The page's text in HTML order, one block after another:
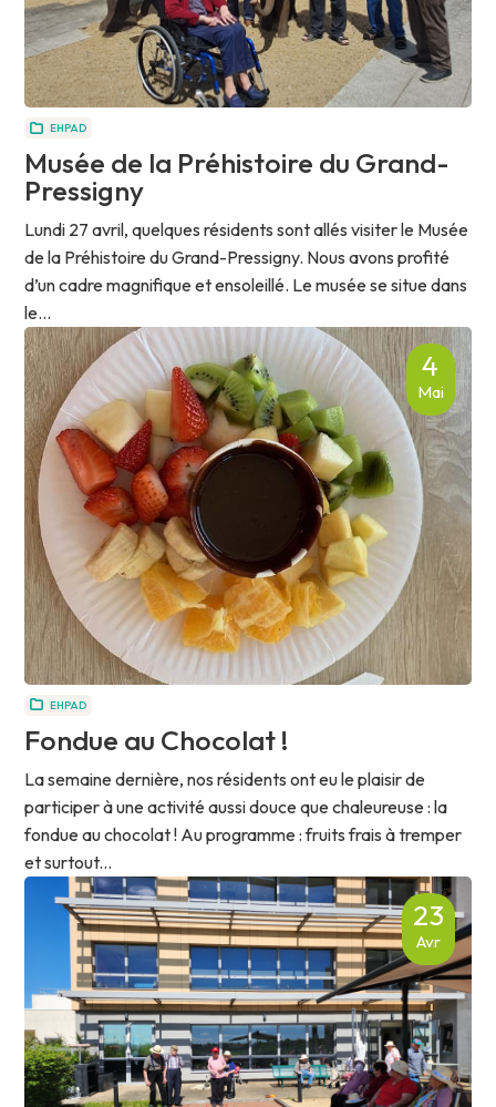
EHPAD
Musée de la Préhistoire du Grand-
Pressigny
Lundi 27 avril, quelques résidents sont allés visiter le Musée
de la Préhistoire du Grand-Pressigny. Nous avons profité
d’un cadre magnifique et ensoleillé. Le musée se situe dans
le...
4
Mai
EHPAD
Fondue au Chocolat !
La semaine dernière, nos résidents ont eu le plaisir de
participer à une activité aussi douce que chaleureuse : la
fondue au chocolat ! Au programme : fruits frais à tremper
et surtout...
23
Avr